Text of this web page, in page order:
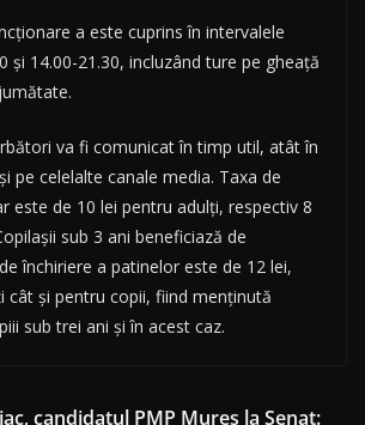
a este cuprins în intervalele
şi 14.00-21.30, incluzând ture pe gheaţă
va fi comunicat în timp util, atât în
pe celelalte canale media. Taxa de
este de 10 lei pentru adulţi, respectiv 8
sub 3 ani beneficiază de
închiriere a patinelor este de 12 lei,
cât şi pentru copii, fiind menţinută
sub trei ani şi în acest caz.
candidatul PMP Mureș la Senat: